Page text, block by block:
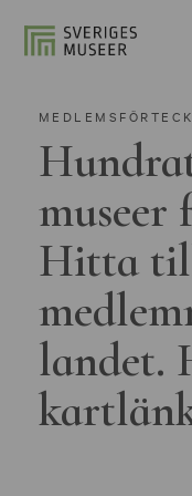
museer
Hitta
landet.